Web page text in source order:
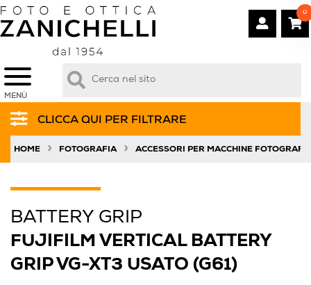
MENÙ
0
CLICCA QUI PER FILTRARE
HOME » FOTOGRAFIA » ACCESSORI PER MACCHINE
BATTERY GRIP
FUJIFILM VERTICAL BATTERY
GRIP VG-XT3 USATO (G61)